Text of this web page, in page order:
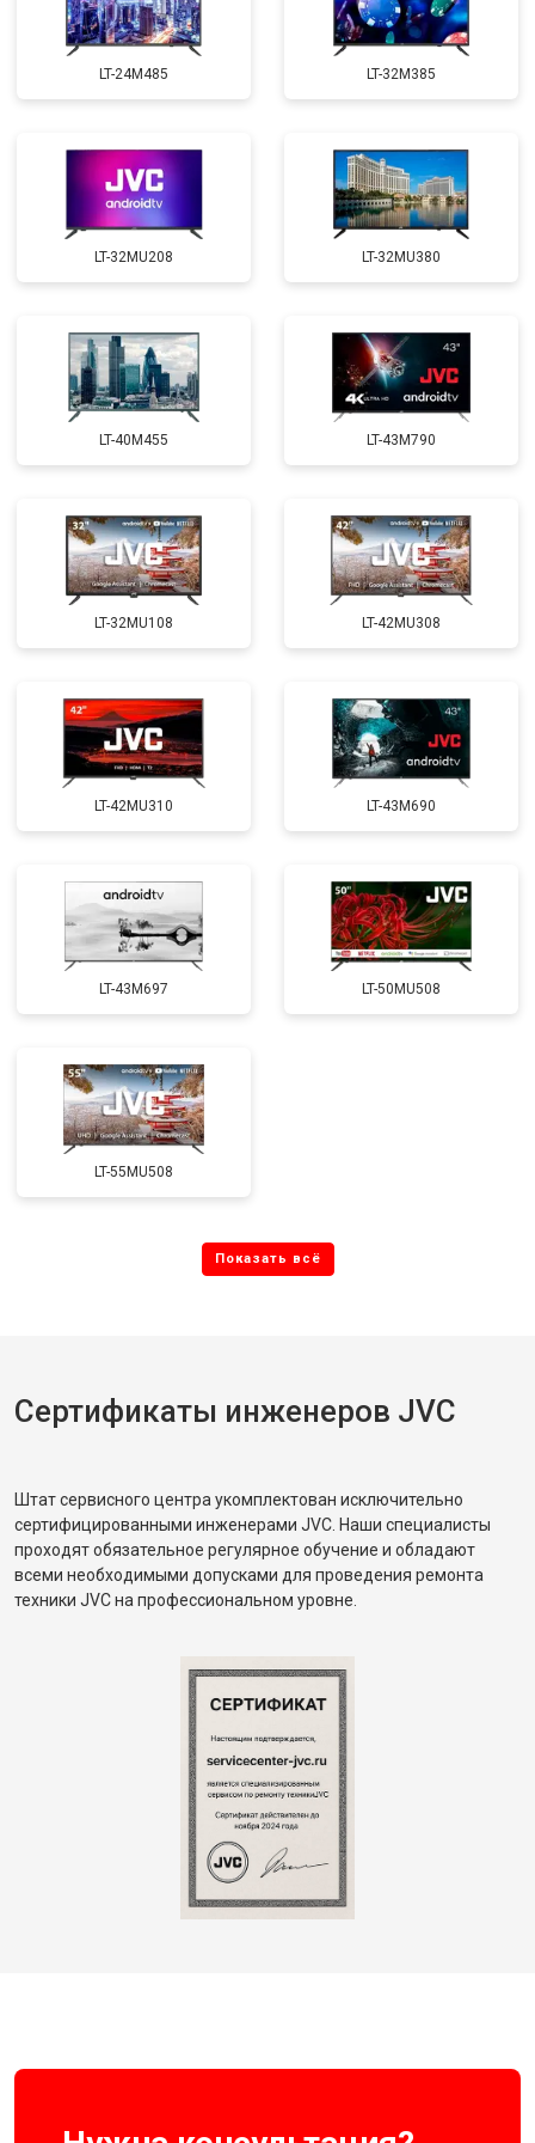
LT-24M485 LT-32M385
LT-32MU208 LT-32MU380
LT-40M455 LT-43M790
LT-32MU108 LT-42MU308
LT-42MU310 LT-43M690
LT-43M697 LT-50MU508
LT-55MU508
Сертификаты инженеров JVC
Штат сервисного центра укомплектован исключительно
сертифицированными инженерами JVC. Наши специалисты
проходят обязательное регулярное обучение и обладают
всеми необходимыми допусками для проведения ремонта
техники JVC на профессиональном уровне.